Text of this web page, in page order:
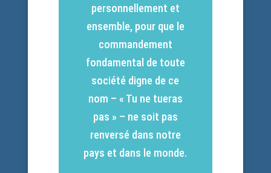
personnellement et
ensemble, pour que le
commandement
fondamental de toute
société digne de ce
nom – « Tu ne tueras
pas » – ne soit pas
renversé dans notre
pays et dans le monde.